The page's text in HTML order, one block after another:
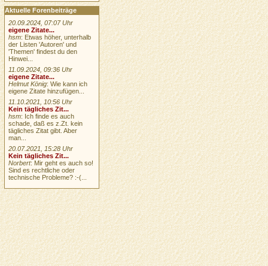
Aktuelle Forenbeiträge
20.09.2024, 07:07 Uhr
eigene Zitate...
hsm: Etwas höher, unterhalb
der Listen 'Autoren' und
'Themen' findest du den
Hinwei...
11.09.2024, 09:36 Uhr
eigene Zitate...
Helmut König: Wie kann ich
eigene Zitate hinzufügen...
11.10.2021, 10:56 Uhr
Kein tägliches Zit...
hsm: Ich finde es auch
schade, daß es z.Zt. kein
tägliches Zitat gibt. Aber
man...
20.07.2021, 15:28 Uhr
Kein tägliches Zit...
Norbert: Mir geht es auch so!
Sind es rechtliche oder
technische Probleme? :-(...